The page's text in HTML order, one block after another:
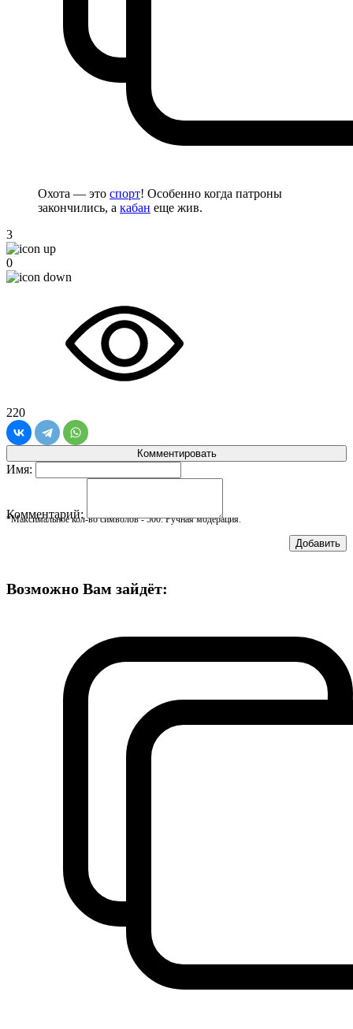
Охота — это спорт! Особенно когда патроны
закончились, а кабан еще жив.
3
0
220
Комментировать
Имя:
Комментарий:
*Максимальное кол-во символов - 500. Ручная модерация.
Добавить
Возможно Вам зайдёт: